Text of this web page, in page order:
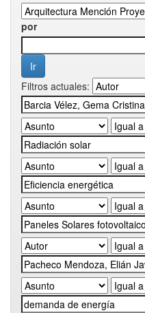
por
Filtros actuales: